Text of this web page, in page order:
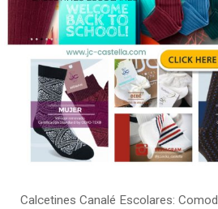
Calcetines Canalé Escolares: